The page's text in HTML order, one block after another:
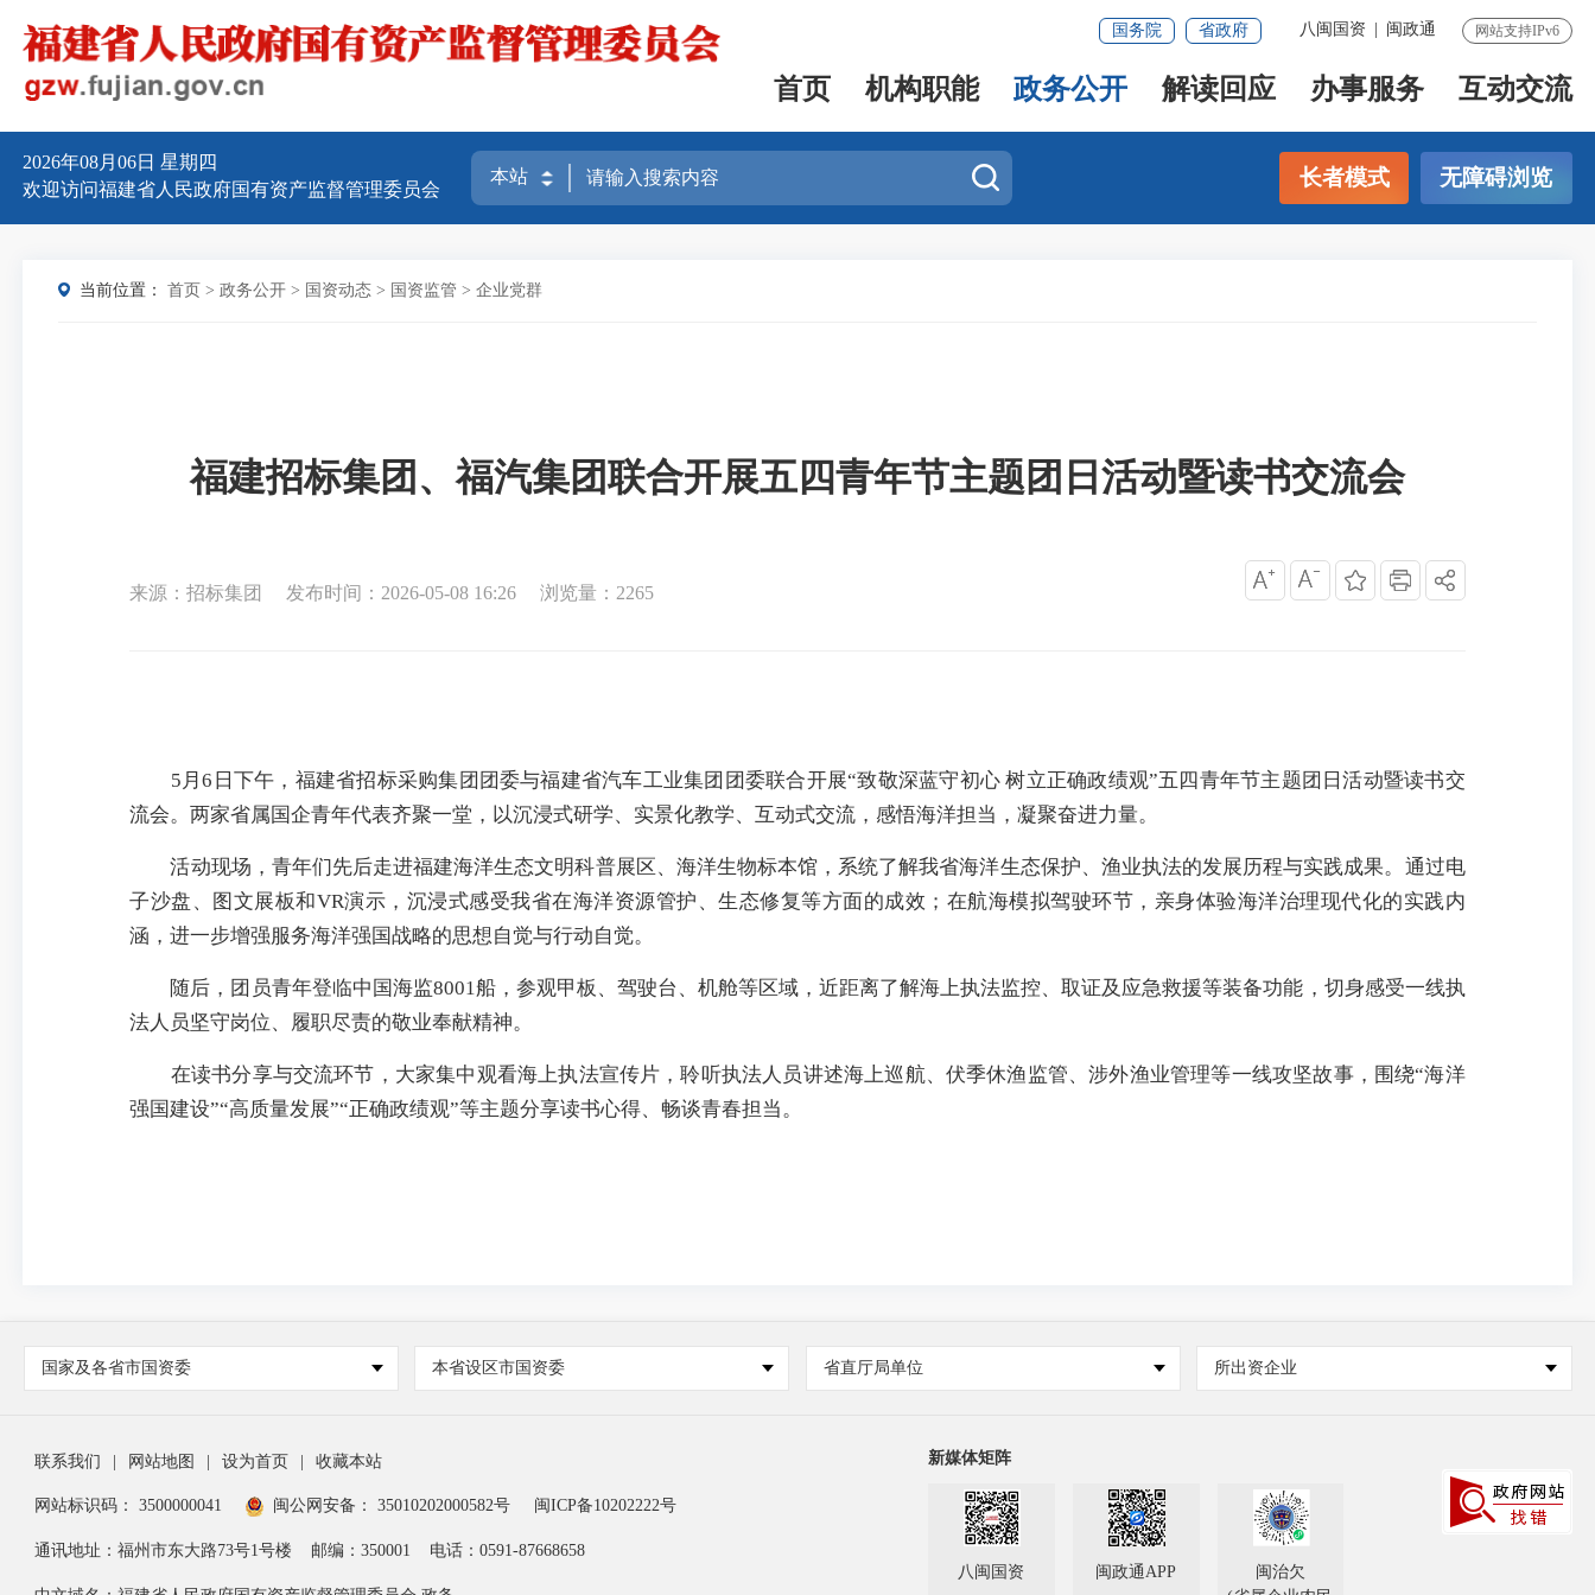
网站支持IPv6
八闽国资 闽政通
国务院 省政府
首页 机构职能 政务公开 解读回应 办事服务 互动交流
2026年08月06日星期四
欢迎访问福建省人民政府国有资产监督管理委员会
长者模式 无障碍浏览
当前位置： 首页 >政务公开 > 国资动态 > 国资监管 >企业党群
福建招标集团、福汽集团联合开展五四青年节主题团日活动暨读书交流会
来源：招标集团 发布时间：2026-05-08 16:26 浏览量： 2265
5月6日下午，福建省招标采购集团团委与福建省汽车工业集团团委联合开展“致敬深蓝守初心 树立正确政绩观”五四青年节主题团日活动暨读书交
流会。两家省属国企青年代表齐聚一堂，以沉浸式研学、实景化教学、互动式交流，感悟海洋担当，凝聚奋进力量。
活动现场，青年们先后走进福建海洋生态文明科普展区、海洋生物标本馆，系统了解我省海洋生态保护、渔业执法的发展历程与实践成果。通过电
子沙盘、图文展板和VR演示，沉浸式感受我省在海洋资源管护、生态修复等方面的成效；在航海模拟驾驶环节，亲身体验海洋治理现代化的实践内
涵，进一步增强服务海洋强国战略的思想自觉与行动自觉。
随后，团员青年登临中国海监8001船，参观甲板、驾驶台、机舱等区域，近距离了解海上执法监控、取证及应急救援等装备功能，切身感受一线执
法人员坚守岗位、履职尽责的敬业奉献精神。
在读书分享与交流环节，大家集中观看海上执法宣传片，聆听执法人员讲述海上巡航、伏季休渔监管、涉外渔业管理等一线攻坚故事，围绕“海洋
强国建设”“高质量发展”“正确政绩观”等主题分享读书心得、畅谈青春担当。
国家及各省市国资委 本省设区市国资委 省直厅局单位 所出资企业
联系我们 | 网站地图 | 设为首页 | 收藏本站
网站标识码： 3500000041 闽公网安备： 35010202000582号 闽ICP备10202222号
通讯地址：福州市东大路73号1号楼 邮编：350001 电话：0591-87668658
新媒体矩阵
八闽国资 闽政通APP
闽治欠